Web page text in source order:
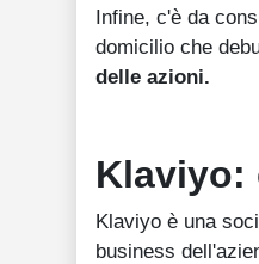
Infine, c'è da
domicilio che
delle azioni.
Klaviyo:
Klaviyo è una
business